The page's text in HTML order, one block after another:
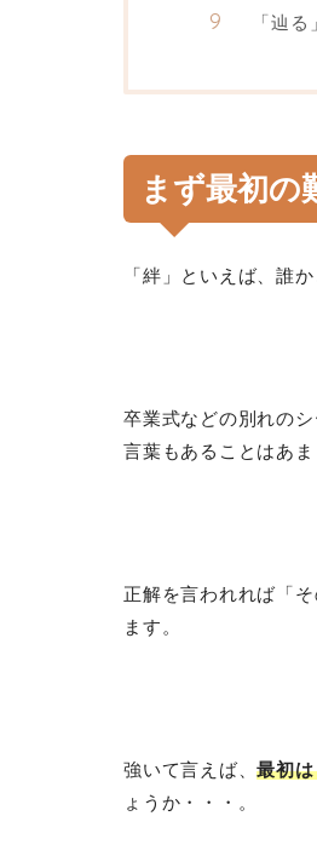
「辿
まず最初の
「絆」といえば、誰
卒業式などの別れの
言葉もあることはあま
正解を言われれば「
ます。
強いて言えば、最初
ょうか・・・。